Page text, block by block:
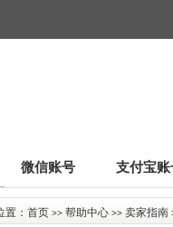
微信账号
支付宝账
置： 首页 >> 帮助中心 >> 卖家指南